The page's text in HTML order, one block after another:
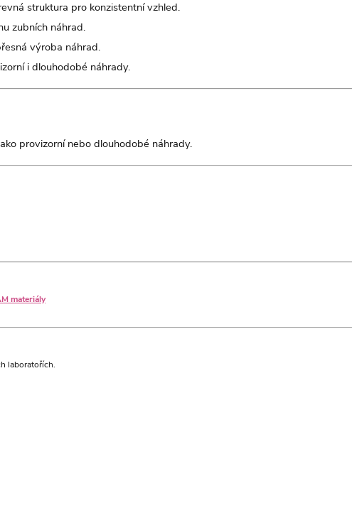
struktura pro konzistentní vzhled.
zubních náhrad.
výroba náhrad.
i dlouhodobé náhrady.
provizorní nebo dlouhodobé náhrady.
materiály
laboratořích.